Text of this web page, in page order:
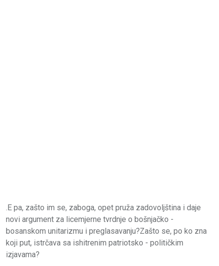
.E pa, zašto im se, zaboga, opet pruža zadovoljština i daje
novi argument za licemjerne tvrdnje o bošnjačko -
bosanskom unitarizmu i preglasavanju?Zašto se, po ko zna
koji put, istrčava sa ishitrenim patriotsko - političkim
izjavama?